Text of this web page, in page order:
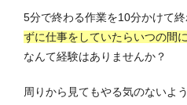
5分で終わる作業を10分かけて終
ずに仕事をしていたらいつの間
なんて経験はありませんか？
周りから見てもやる気のないよ